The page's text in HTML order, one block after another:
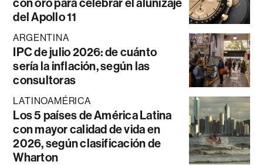
del Apollo 11
ARGENTINA
IPC de julio 2026: de cuánto
sería la inflación, según las
consultoras
LATINOAMÉRICA
Los 5 países de América Latina
con mayor calidad de vida en
2026, según clasificación de
Wharton